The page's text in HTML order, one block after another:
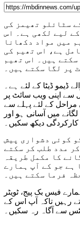
سٹائلو تھیمز کی
لیے لکھی ہے۔ اس
میں مواد دکھانا
ہے، اس تھیم کی
ہیں۔ اس تھیم
پر لگا سکتے ہیں۔
ڈیمو ڈیٹا کے لئے ہے۔
سے اپنی ویب سائٹ پر
مراحل کے لئے پہلے سے
میں آسانی ہو اور
دیکھ سکیں۔
کوئی دشواری پیش
مدد طلب کر سکتے
کا مکمل طریقہ
ہے جو کے آپ ہمارے
فرما سکتے ہیں۔
فیس بک پیج، ٹویٹر
رہیں تاکہ آپ اس کے
سے آگاہ رہ سکیں۔